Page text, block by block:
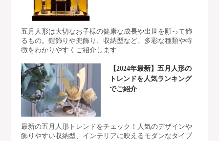
五月人形は大切なお子様の健康な成長や出世を願って飾
るもの。鎧飾りや兜飾り、収納型など、多彩な種類や特
徴をわかりやすくご紹介します
【2024年最新】五月人形の
トレンドを人気ランキング
でご紹介
最新の五月人形トレンドをチェック！人気のデザインや
飾りやすい収納型、インテリアに映えるモダンなタイプ